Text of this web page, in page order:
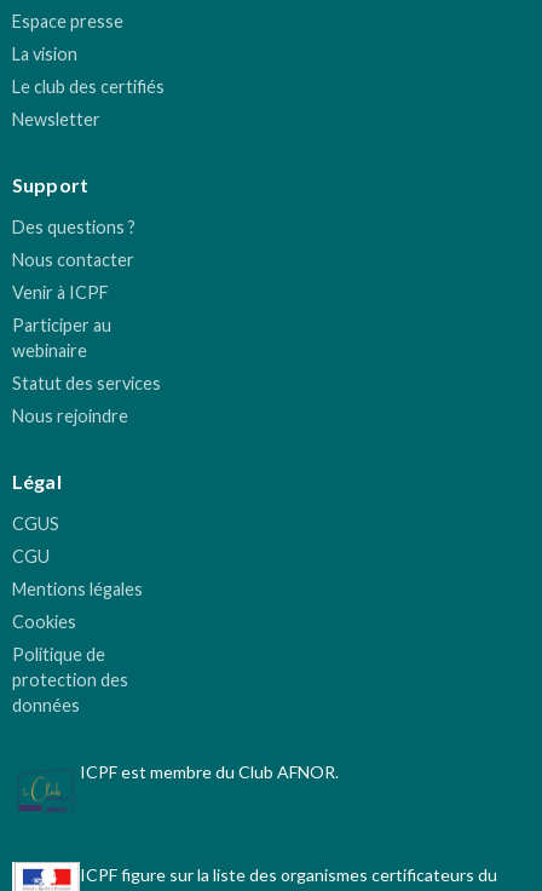
Espace presse
La vision
Le club des certifiés
Newsletter
Support
Des questions ?
Nous contacter
Venir à ICPF
Participer au
webinaire
Statut des services
Nous rejoindre
Légal
CGUS
CGU
Mentions légales
Cookies
Politique de
protection des
données
ICPF est membre du Club AFNOR.
ICPF figure sur la liste des organismes certificateurs du